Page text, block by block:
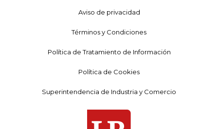
Aviso de privacidad
Términos y Condiciones
Política de Tratamiento de Información
Política de Cookies
Superintendencia de Industria y Comercio